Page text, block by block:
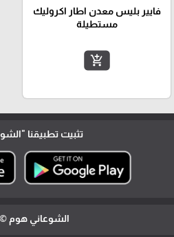
فايير بليس معدن اطار اكروليك
مستطيلة
add_shopping_cart
تثبيت تطبيقنا
الشوعاني هوم ©